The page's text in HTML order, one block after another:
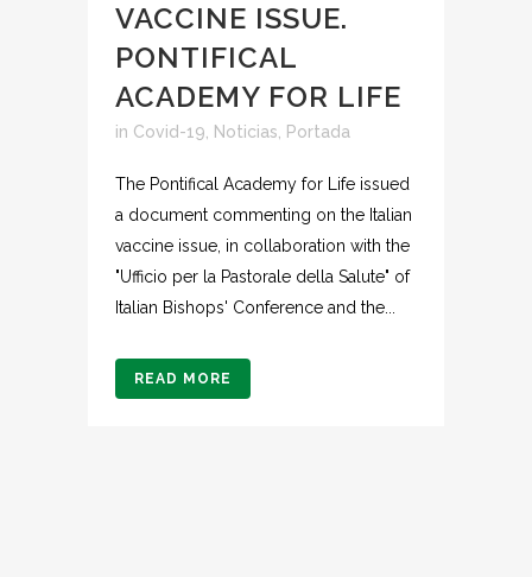
VACCINE ISSUE.
PONTIFICAL
ACADEMY FOR LIFE
in Covid-19 Noticias Portada
The Pontifical Academy for Life issued
a document commenting on the Italian
vaccine issue, in collaboration with the
"Ufficio per la Pastorale della Salute" of
Italian Bishops' Conference and the...
READ MORE